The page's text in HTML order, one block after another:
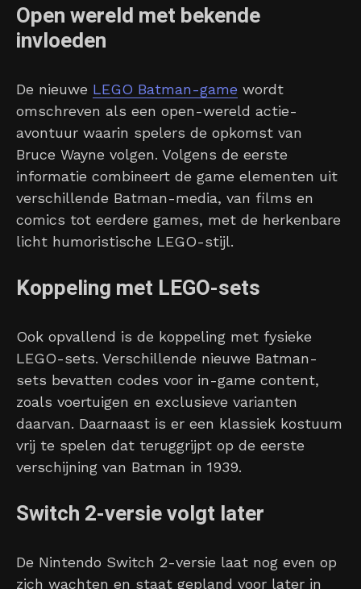
Open wereld met bekende
invloeden
De nieuwe LEGO Batman-game wordt
omschreven als een open-wereld actie-
avontuur waarin spelers de opkomst van
Bruce Wayne volgen. Volgens de eerste
informatie combineert de game elementen uit
verschillende Batman-media, van films en
comics tot eerdere games, met de herkenbare
licht humoristische LEGO-stijl.
Koppeling met LEGO-sets
Ook opvallend is de koppeling met fysieke
LEGO-sets. Verschillende nieuwe Batman-
sets bevatten codes voor in-game content,
zoals voertuigen en exclusieve varianten
daarvan. Daarnaast is er een klassiek kostuum
vrij te spelen dat teruggrijpt op de eerste
verschijning van Batman in 1939.
Switch 2-versie volgt later
De Nintendo Switch 2-versie laat nog even op
zich wachten en staat gepland voor later in